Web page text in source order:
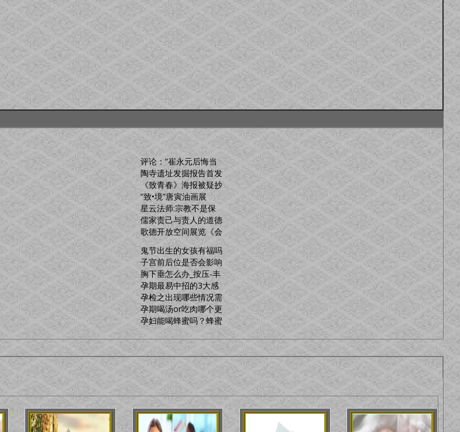
评论：“崔永元后悔当
陶寺遗址发掘报告首发
《致青春》海报被疑抄
“致•境”唐寅油画展
星云法师:宗教不是保
儒家责己与责人的道德
歌德开放空间展览《会
鬼节出生的女孩有福吗
子宫前后位是否会影响
胸下垂怎么办_按压-丰
孕期最易中招的3大感
孕检之出现哪些情况需
孕期喝汤or吃肉哪个更
孕妇能喝蜂蜜吗？蜂蜜